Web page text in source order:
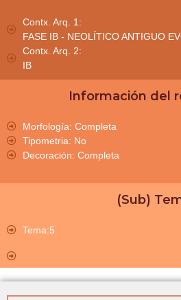
Contx. Arq. 1:
FASE IB - NEOLÍTICO ANTIGUO
Contx. Arq. 2:
IB
Información del
Morfología: Completa
Tipometria: No
Decoración: Completa
(Sub)
Tema:5